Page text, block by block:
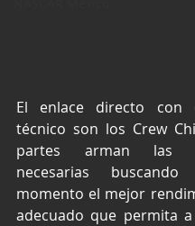
El enlace directo con
técnico son los Crew
partes arman las
necesarias
momento el mejor